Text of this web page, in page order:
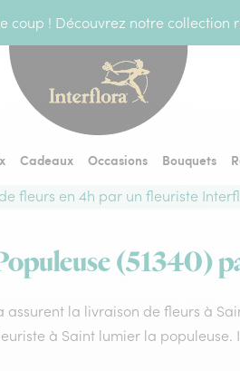
coup ! Découvrez notre collection
Cadeaux Occasions Bouquets
fleurs en 4h par un fleuriste
(51340)
assurent la livraison de fleurs à
à Saint lumier la